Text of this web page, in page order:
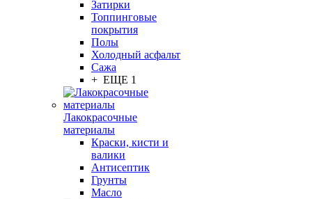
Затирки
Топпинговые
покрытия
Полы
Холодный асфальт
Сажа
+ ЕЩЕ 1
Лакокрасочные
материалы
Краски, кисти и
валики
Антисептик
Грунты
Масло